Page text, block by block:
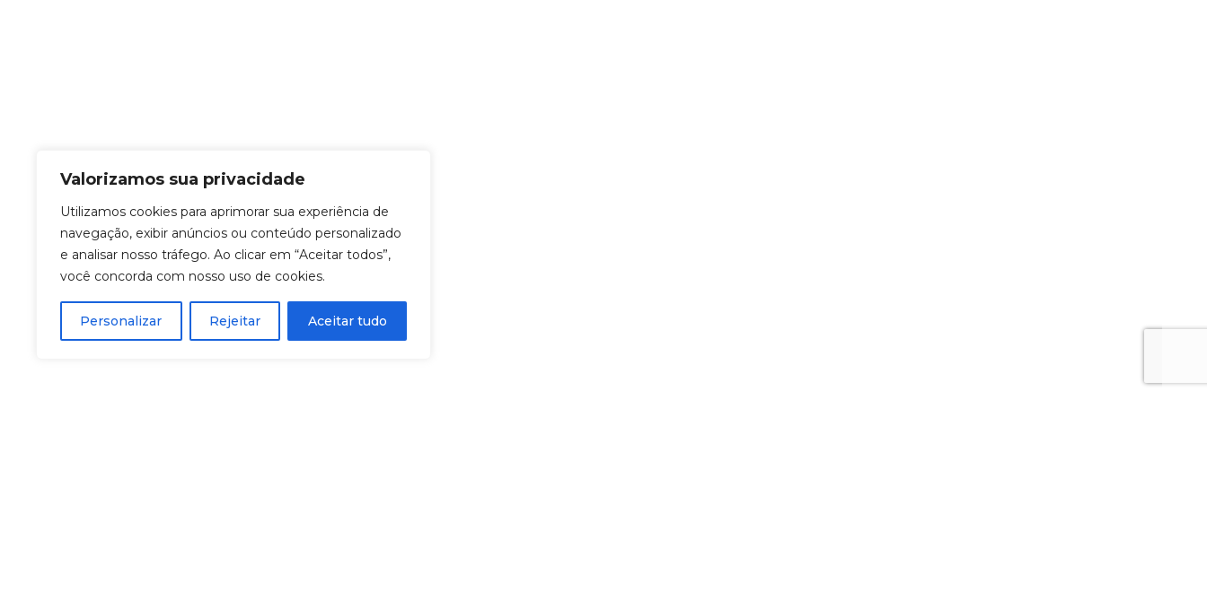
Valorizamos sua privacidade
Utilizamos cookies para aprimorar sua experiência de
navegação, exibir anúncios ou conteúdo personalizado
e analisar nosso tráfego. Ao clicar em “Aceitar todos”,
você concorda com nosso uso de cookies.
Personalizar Rejeitar Aceitar tudo